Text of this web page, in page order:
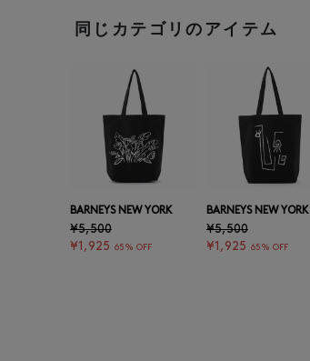
同じカテゴリのアイテム
BARNEYS NEW YORK
¥5,500
¥1,925 65% OFF
BARNEYS NEW YORK
¥5,500
¥1,925 65% OFF